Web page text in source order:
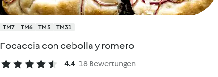
TM7 TM6 TM5 TM31
Focaccia con cebolla y romero
4.4 18 Bewertungen